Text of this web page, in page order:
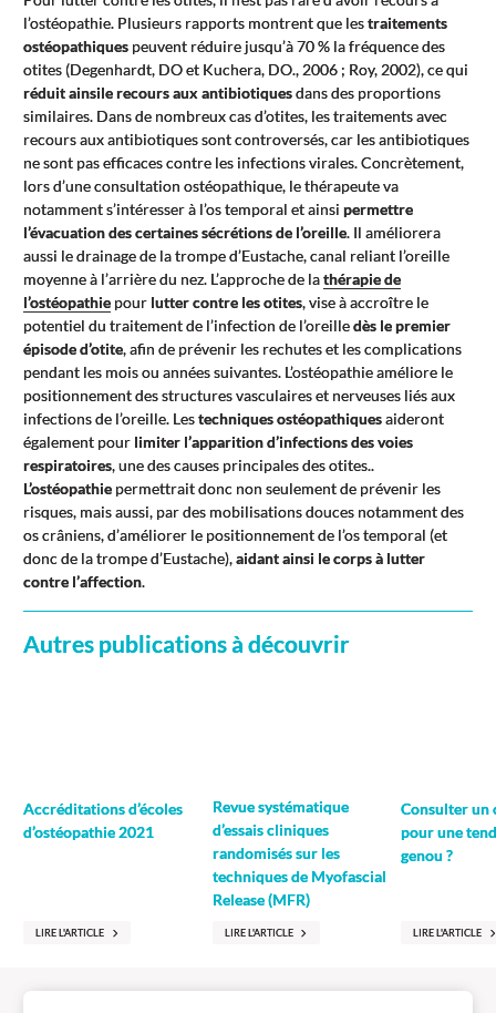
l’ostéopathie. Plusieurs rapports montrent que lestraitements
ostéopathiques peuvent réduire jusqu’à 70 % la fréquence des
otites (Degenhardt, DO et Kuchera, DO., 2006 ; Roy, 2002), ce qui
réduit ainsile recours aux antibiotiquesdans des proportions
similaires. Dans de nombreux cas d’otites, les traitements avec
recours aux antibiotiques sont controversés, car les antibiotiques
ne sont pas efficaces contre les infections virales. Concrètement,
lors d’une consultation ostéopathique, le thérapeute va
notamment s’intéresser à l’os temporal et ainsi permettre
l’évacuation des certaines sécrétions de l’oreille. Il améliorera
aussi le drainage de la trompe d’Eustache, canal reliant l’oreille
moyenne à l’arrière du nez. L’approche de lathérapie de
l’ostéopathie pour lutter contre les otites, vise à accroître le
potentiel du traitement de l’infection de l’oreilledès le premier
épisode d’otite, afin de prévenir les rechutes et les complications
pendant les mois ou années suivantes. L’ostéopathie améliore le
positionnement des structures vasculaires et nerveuses liés aux
infections de l’oreille. Lestechniques ostéopathiquesaideront
également pour limiter l’apparition d’infections des voies
respiratoires, une des causes principales des otites..
L’ostéopathie permettrait donc non seulement de prévenir les
risques, mais aussi, par des mobilisations douces notamment des
os crâniens, d’améliorer le positionnement de l’os temporal (et
donc de la trompe d’Eustache),aidant ainsi le corps à lutter
contre l’affection.
Autres publications à découvrir
Accréditations d’écoles
d’ostéopathie 2021
LIRE L'ARTICLE
Revue systématique
d’essais cliniques
randomisés sur les
techniques de Myofascial
Release (MFR)
LIRE L'ARTICLE
Consulter un
pour une
genou ?
LIRE L'ARTICLE